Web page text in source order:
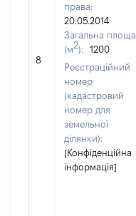
8
права:
20.05.2014
Загальна площа
(м2):
1200
Реєстраційний
номер
(кадастровий
номер для
земельної
ділянки):
[Конфіденційна
інформація]